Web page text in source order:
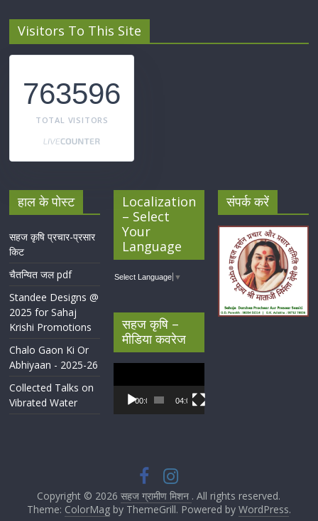
Visitors To This Site
763596
TOTAL VISITORS
हाल के पोस्ट
सहज कृषि प्रचार-प्रसार
किट
चैतन्यित जल pdf
Standee Designs @
2025 for Sahaj
Krishi Promotions
Chalo Gaon Ki Or
Abhiyaan - 2025-26
Collected Talks on
Vibrated Water
Localization
– Select
Your
Language
Select Language ▼
सहज कृषि –
मीडिया कवरेज
Player
00:00 04:07
संपर्क करें
Copyright © 2026सहज ग्रामीण मिशन . All rights reserved.
Theme: ColorMagby ThemeGrill. Powered by WordPress.